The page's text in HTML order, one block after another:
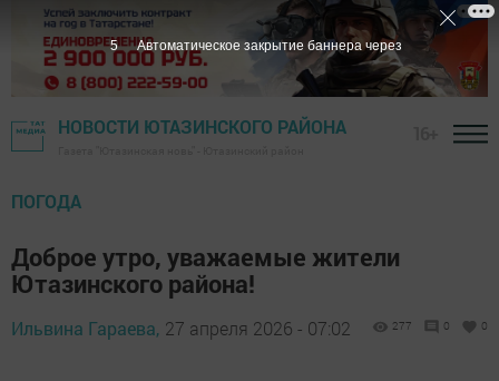
НОВОСТИ ЮТАЗИНСКОГО РАЙОНА
ПОГОДА
Доброе утро, уважаемые жители
Ютазинского района!
Ильвина Гараева, 27 апреля 2026 - 07:02 277 0 0
3 Автоматическое закрытие баннера через